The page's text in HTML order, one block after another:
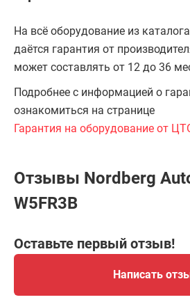
На всё оборудование из
даётся гарантия от
может составлять от 12 до 36
Подробнее с информацией о
ознакомиться на странице
Гарантия на оборудование от
Отзывы Nordberg
W5FR3B
Оставьте первый отзыв!
Написать